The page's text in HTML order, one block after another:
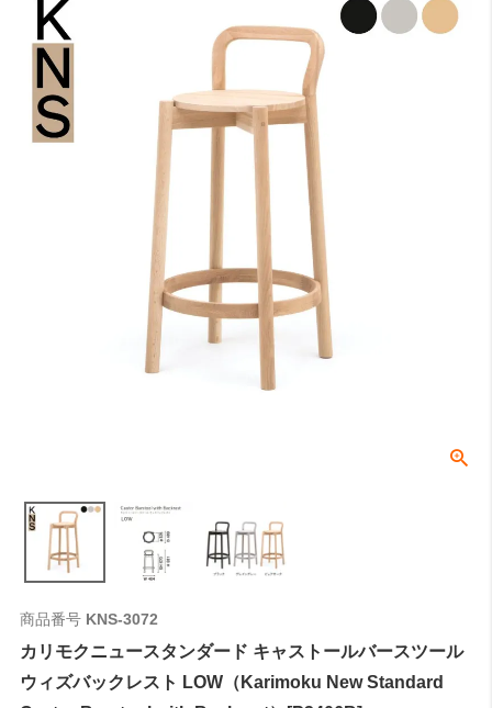
商品番号 KNS-3072
カリモクニュースタンダード キャストールバースツール
ウィズバックレスト LOW（Karimoku New Standard